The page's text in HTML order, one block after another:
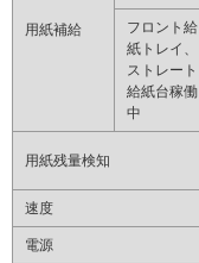
用紙補給
フロント給
紙トレイ、
ストレート
給紙台稼働
中
用紙残量検知
速度
電源